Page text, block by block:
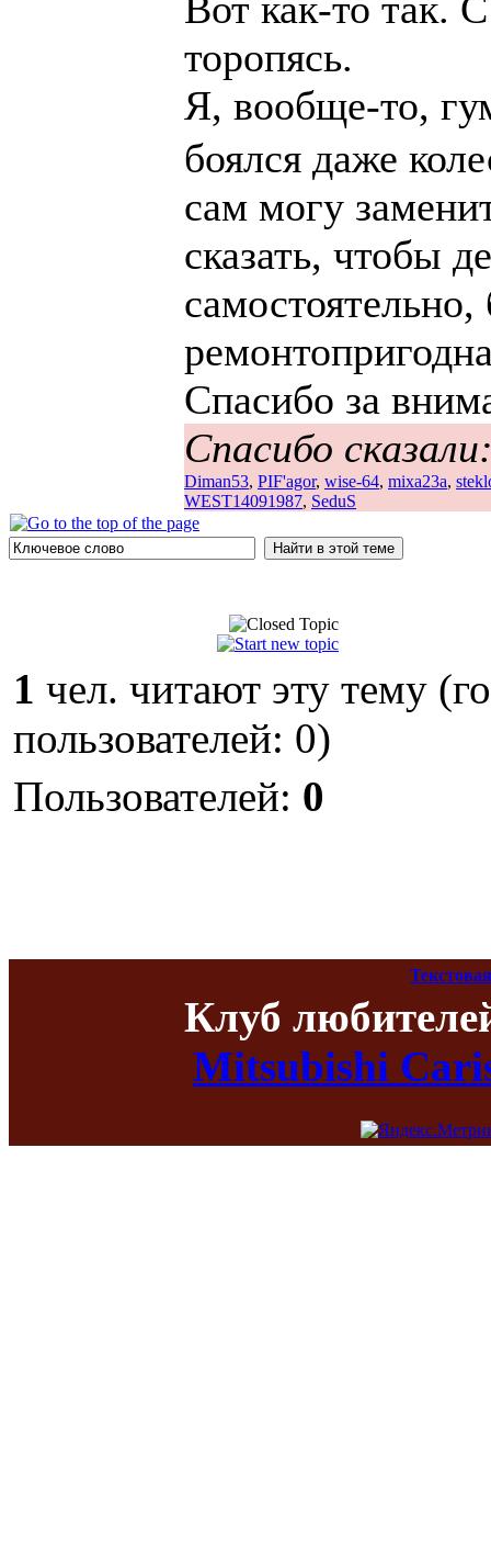
торопясь.
Я, вообще-то,
боялся даже
сам могу
сказать, чтобы
Спасибо за
Спасибо
Diman53, PIF'agor, wise-64, mixa23a,
WEST14091987, SeduS
1 чел. читают эту тему
пользователей: 0)
Пользователей: 0
Клуб
Mitsubishi